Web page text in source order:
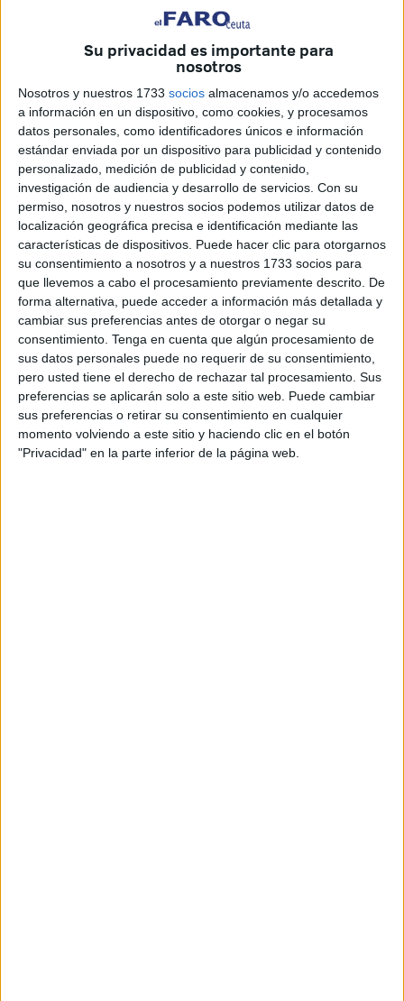
Su privacidad es importante para
nosotros
Nosotros y nuestros 1733 socios almacenamos y/o accedemos
a información en un dispositivo, como cookies, y procesamos
datos personales, como identificadores únicos e información
estándar enviada por un dispositivo para publicidad y contenido
personalizado, medición de publicidad y contenido,
investigación de audiencia y desarrollo de servicios. Con su
permiso, nosotros y nuestros socios podemos utilizar datos de
localización geográfica precisa e identificación mediante las
características de dispositivos. Puede hacer clic para otorgarnos
su consentimiento a nosotros y a nuestros 1733 socios para
que llevemos a cabo el procesamiento previamente descrito. De
forma alternativa, puede acceder a información más detallada y
cambiar sus preferencias antes de otorgar o negar su
consentimiento. Tenga en cuenta que algún procesamiento de
sus datos personales puede no requerir de su consentimiento,
pero usted tiene el derecho de rechazar tal procesamiento. Sus
preferencias se aplicarán solo a este sitio web. Puede cambiar
sus preferencias o retirar su consentimiento en cualquier
momento volviendo a este sitio y haciendo clic en el botón
"Privacidad" en la parte inferior de la página web.
IES Alminade Ceuta se sorprendieron
personal delEjércitode Tierra de la Campaña Antártica
desarrollan en la Isla Decepción (Antártida). Lo hicieron
mediante una entretenida videoconferencia con la base
Gabriel de Castilla. La distancia entre España y el
casquete polar y las temperaturas que allí se viven fueron
algunas de las curiosidades que maravillaron a los
jóvenes.
A ella asistieronalumnosde los diferentes cursos de la
Educación Secundaria Obligatoria (ESO) y la Formación
Profesional (laboratorio, emergencias sanitarias, farmacia,
cuidados y auxiliar de enfermería) y Bachillerato.
A lo largo de la conferencia han hecho alusión a distintos
contenidos para poder acercar a todo el alumnado
participante a la forma en la que viven y trabajan.
De la misma manera, a través de una metodología muy
activa han comenzado haciendo un breve resumen de la